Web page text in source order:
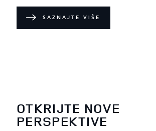
SAZNAJTE VIŠE
OTKRIJTE NOVE
PERSPEKTIVE